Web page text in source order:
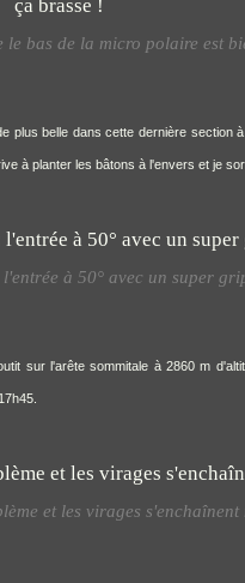
bas de la micro polaire est
belle dans cette dernière section
à planter les bâtons à l'envers et je
à 50° avec un super
sur l'arête sommitale à 2860 m
et les virages